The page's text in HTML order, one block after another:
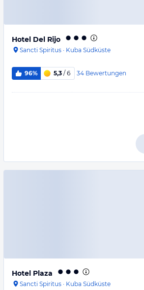
Hotel Del Rijo
Sancti Spiritus · Kuba Südküste
96% 5,3 / 6 34 Bewertungen
Hotel Plaza
Sancti Spiritus · Kuba Südküste